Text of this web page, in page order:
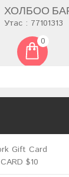
ХОЛБОО
Утас : 77101313
0
Gift Card
$10